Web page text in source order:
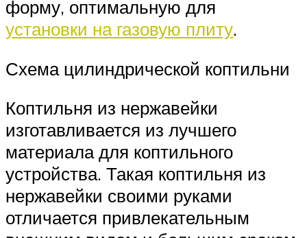
форму, оптимальную для
установки на газовую плиту.
Схема цилиндрической коптильни
Коптильня из нержавейки
изготавливается из лучшего
материала для коптильного
устройства. Такая коптильня из
нержавейки своими руками
отличается привлекательным